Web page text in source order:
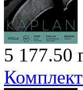
5 177.50